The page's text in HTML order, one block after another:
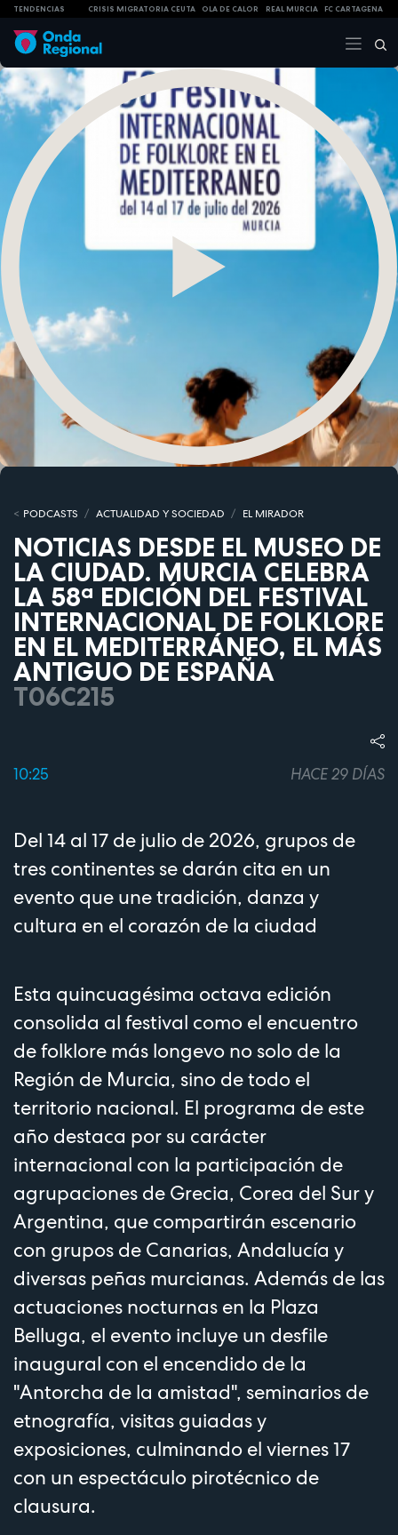
TENDENCIAS CRISIS MIGRATORIA CEUTA OLA DE CALOR REAL MURCIA FC CARTAGENA
PODCASTS ACTUALIDAD Y SOCIEDAD EL MIRADOR
NOTICIAS DESDE EL MUSEO DE
LA CIUDAD. MURCIA CELEBRA
LA 58ª EDICIÓN DEL FESTIVAL
INTERNACIONAL DE FOLKLORE
EN EL MEDITERRÁNEO, EL MÁS
ANTIGUO DE ESPAÑA
T06C215
10:25 HACE 29 DÍAS
Del 14 al 17 de julio de 2026, grupos de
tres continentes se darán cita en un
evento que une tradición, danza y
cultura en el corazón de la ciudad
Esta quincuagésima octava edición
consolida al festival como el encuentro
de folklore más longevo no solo de la
Región de Murcia, sino de todo el
territorio nacional. El programa de este
año destaca por su carácter
internacional con la participación de
agrupaciones de Grecia, Corea del Sur y
Argentina, que compartirán escenario
con grupos de Canarias, Andalucía y
diversas peñas murcianas. Además de las
actuaciones nocturnas en la Plaza
Belluga, el evento incluye un desfile
inaugural con el encendido de la
"Antorcha de la amistad", seminarios de
etnografía, visitas guiadas y
exposiciones, culminando el viernes 17
con un espectáculo pirotécnico de
clausura.